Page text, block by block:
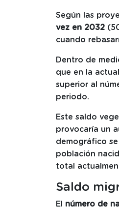
Según las
vez en 2032
cuando
Dentro de
que en la
superior al
periodo.
Este saldo
provocaría un
demográfico
población
total
Saldo
El número de